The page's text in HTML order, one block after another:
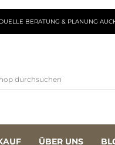
BERATUNG & PLANUNG
ÜBER UNS